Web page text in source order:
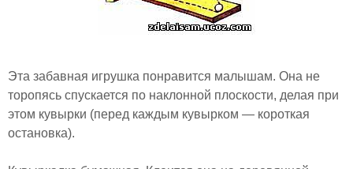
Эта забавная игрушка понравится малышам. Она не
торопясь спускается по наклонной плоскости, делая при
этом кувырки (перед каждым кувырком — короткая
остановка).